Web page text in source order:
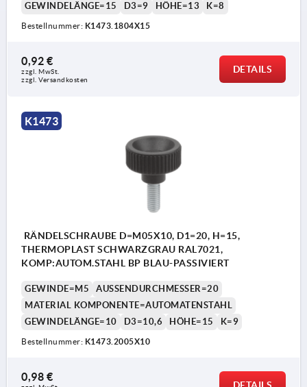
GEWINDELÄNGE=15
D3=9 HÖHE=13 K=8
Bestellnummer: K1473.1804X15
0,92 €
zzgl. MwSt.
zzgl. Versandkosten
DETAILS
K1473
RÄNDELSCHRAUBE D=M05X10, D1=20, H=15,
THERMOPLAST SCHWARZGRAU RAL7021,
KOMP:AUTOM.STAHL BP BLAU-PASSIVIERT
GEWINDE=M5
AUSSENDURCHMESSER=20
MATERIAL KOMPONENTE=AUTOMATENSTAHL
GEWINDELÄNGE=10
D3=10,6 HÖHE=15 K=9
Bestellnummer: K1473.2005X10
0,98 €